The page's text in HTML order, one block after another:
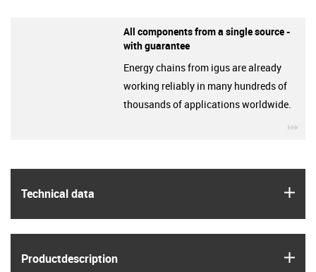
Technical data
Product­description
All components from a single source -
with guarantee
Energy chains from igus are already
working reliably in many hundreds of
thousands of applications worldwide.